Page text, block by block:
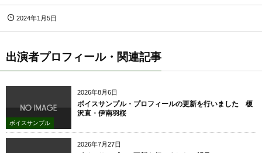
2024年1月5日
出演者プロフィール・関連記事
2026年8月6日
ボイスサンプル
ボイスサンプル・プロフィールの更新を行いました 榎
沢直・伊南羽桜
2026年7月27日